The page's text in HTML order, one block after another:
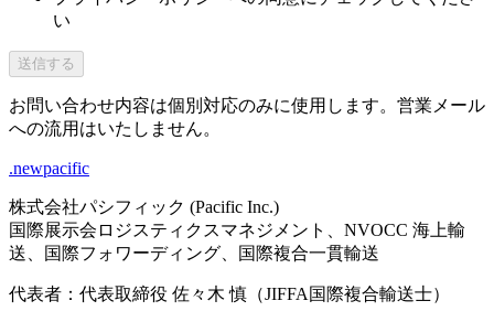
い
送信する
お問い合わせ内容は個別対応のみに使用します。営業メール
への流用はいたしません。
.newpacific
株式会社パシフィック (Pacific Inc.)
国際展示会ロジスティクスマネジメント、NVOCC 海上輸
送、国際フォワーディング、国際複合一貫輸送
代表者：代表取締役 佐々木 慎（JIFFA国際複合輸送士）